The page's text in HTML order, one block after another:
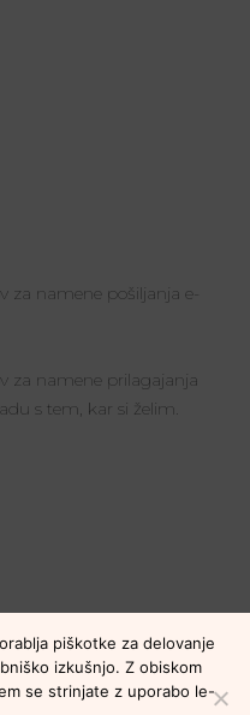
namene pošiljanja e-
za namene prilagajanja
s tem, kar si želim.
piškotke za delovanje
izkušnjo. Z obiskom
se strinjate z uporabo le-